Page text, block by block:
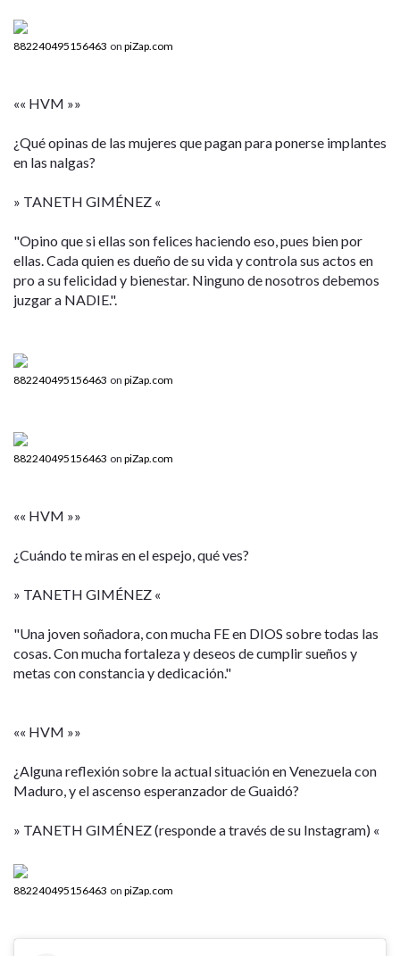
882240495156463 on piZap.com
«« HVM »»
¿Qué opinas de las mujeres que pagan para ponerse implantes
en las nalgas?
» TANETH GIMÉNEZ «
"Opino que si ellas son felices haciendo eso, pues bien por
ellas. Cada quien es dueño de su vida y controla sus actos en
pro a su felicidad y bienestar. Ninguno de nosotros debemos
juzgar a NADIE.".
882240495156463 on piZap.com
882240495156463 on piZap.com
«« HVM »»
¿Cuándo te miras en el espejo, qué ves?
» TANETH GIMÉNEZ «
"Una joven soñadora, con mucha FE en DIOS sobre todas las
cosas. Con mucha fortaleza y deseos de cumplir sueños y
metas con constancia y dedicación."
«« HVM »»
¿Alguna reflexión sobre la actual situación en Venezuela con
Maduro, y el ascenso esperanzador de Guaidó?
» TANETH GIMÉNEZ (responde a través de su Instagram) «
882240495156463 on piZap.com